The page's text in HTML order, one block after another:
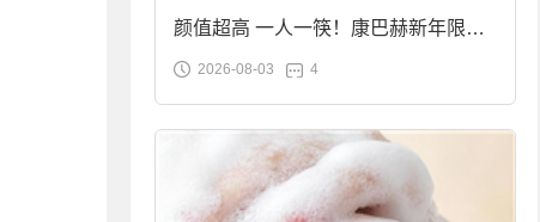
颜值超高 一人一筷！康巴赫新年限定
合金筷子大促：19.9元
2026-08-03 4